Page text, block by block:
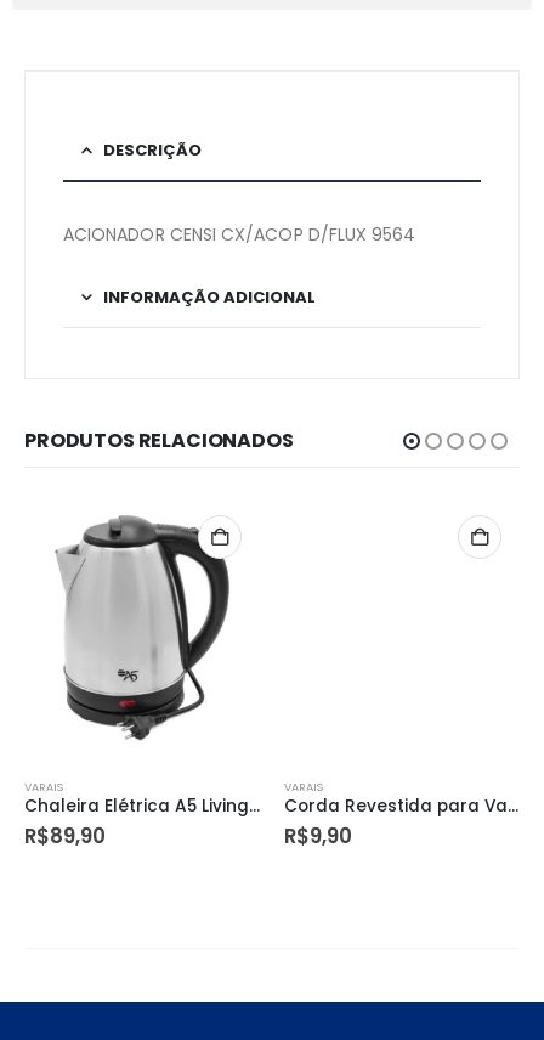
DESCRIÇÃO
ACIONADOR CENSI CX/ACOP D/FLUX 9564
INFORMAÇÃO ADICIONAL
PRODUTOS RELACIONADOS
VARAIS
Chaleira Elétrica A5 Living 1,8 Litros
R$89,90
VARAIS
Corda Revestida para Varal 15m
R$9,90